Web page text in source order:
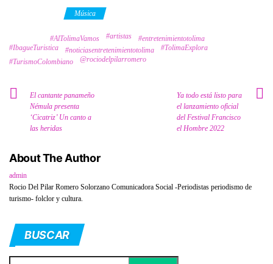
Música
#AlTolimaVamos #artistas
#entretenimientotolima
#IbagueTuristica
#noticiasentretenimientotolima
#TolimaExplora
#TurismoColombiano
@rociodelpilarromero
El cantante panameño
Némula presenta
‘Cicatriz’ Un canto a
las heridas
Ya todo está listo para
el lanzamiento oficial
del Festival Francisco
el Hombre 2022
About The Author
admin
Rocio Del Pilar Romero Solorzano Comunicadora Social -Periodistas periodismo de
turismo- folclor y cultura.
BUSCAR